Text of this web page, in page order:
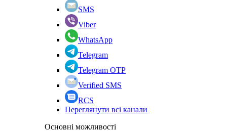
SMS
Viber
WhatsApp
Telegram
Telegram OTP
Verified SMS
RCS
Переглянути всі канали
Основні можливості